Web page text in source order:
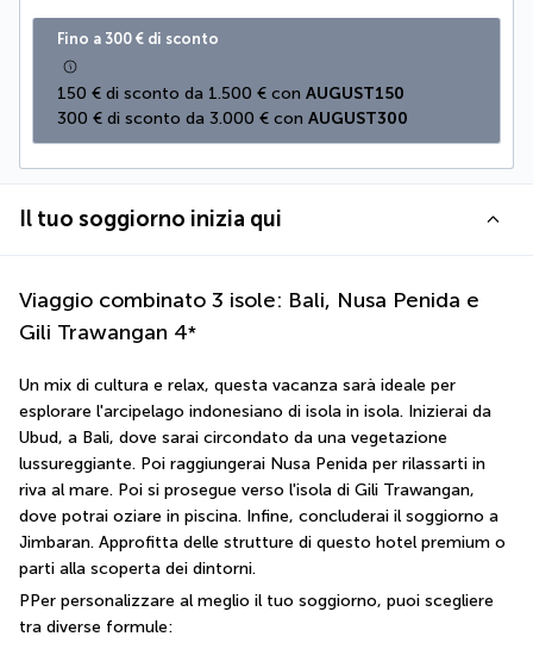
Fino a 300 € di sconto
150 € di sconto da 1.500 € con AUGUST150
300 € di sconto da 3.000 € con AUGUST300
Il tuo soggiorno inizia qui
Viaggio combinato 3 isole: Bali, Nusa Penida e
Gili Trawangan 4*
Un mix di cultura e relax, questa vacanza sarà ideale per
esplorare l'arcipelago indonesiano di isola in isola. Inizierai da
Ubud, a Bali, dove sarai circondato da una vegetazione
lussureggiante. Poi raggiungerai Nusa Penida per rilassarti in
riva al mare. Poi si prosegue verso l'isola di Gili Trawangan,
dove potrai oziare in piscina. Infine, concluderai il soggiorno a
Jimbaran. Approfitta delle strutture di questo hotel premium o
parti alla scoperta dei dintorni.
PPer personalizzare al meglio il tuo soggiorno, puoi scegliere
tra diverse formule: